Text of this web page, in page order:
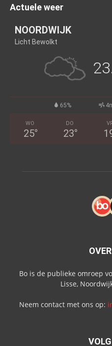
Actuele weer
NOORDWIJK
Licht Bewolkt
65%
WO
25°
DO
23°
Bo is de publieke omroep
Lisse,
Neem contact met ons op: